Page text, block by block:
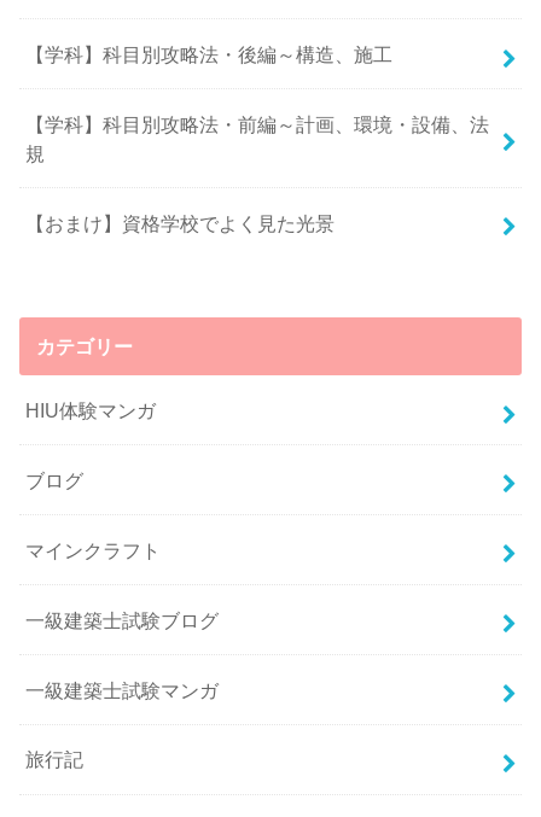
【学科】科目別攻略法・後編～構造、施工
【学科】科目別攻略法・前編～計画、環境・設備、法
規
【おまけ】資格学校でよく見た光景
カテゴリー
HIU体験マンガ
ブログ
マインクラフト
一級建築士試験ブログ
一級建築士試験マンガ
旅行記